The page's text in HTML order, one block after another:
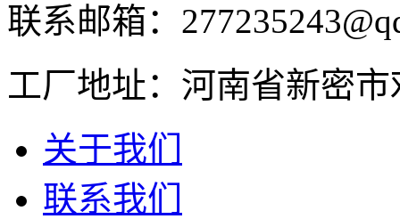
联系邮箱：
工厂地址：河南省新密
关于我们
联系我们